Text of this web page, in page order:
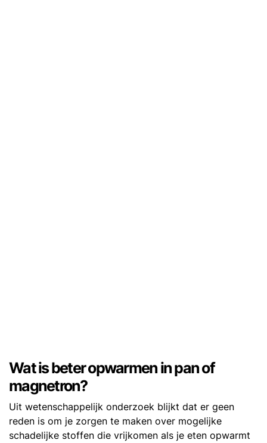
Wat is beter opwarmen in pan of
magnetron?
Uit wetenschappelijk onderzoek blijkt dat er geen
reden is om je zorgen te maken over mogelijke
schadelijke stoffen die vrijkomen als je eten opwarmt